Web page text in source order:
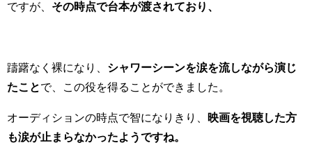
ですが、 その時点で台本が渡されており、
躊躇なく裸になり、 シャワーシーンを涙を流しながら演じ
たことで、この役を得ることができました。
オーディションの時点で智になりきり、
映画を視聴した方
も涙が止まらなかったようですね。